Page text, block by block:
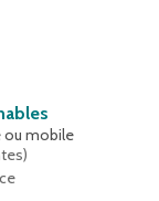
ou mobile
)